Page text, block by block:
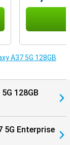
ben je klaar voor
gamen. Ook
De
te gaan, met
6 Android-
je smartphone
A37 5G 128GB
128GB
5G Enterprise